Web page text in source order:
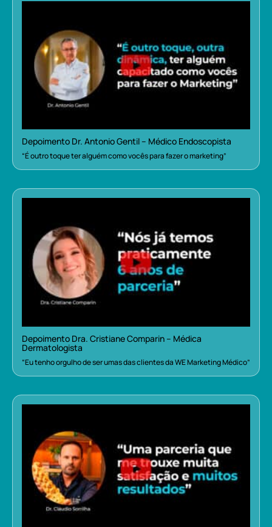
Depoimento Dr. Antonio Gentil – Médico Endoscopista
“É outro toque ter alguém como vocês para fazer o marketing”
Depoimento Dra. Cristiane Comparin – Médica
Dermatologista
“Eu tenho orgulho de ser umas das clientes da WE Marketing Médico”